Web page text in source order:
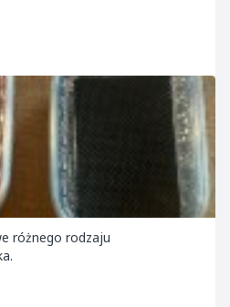
różnego rodzaju